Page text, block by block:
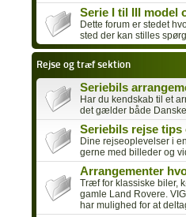
Serie I til III model
Dette forum er stedet
sted der kan stilles
Rejse og træf sektion
Seriebils
Har du kendskab til et
det gælder både
Seriebils rejse tips
Dine rejseoplevelser i
gerne med billeder og
Arrangementer
Træf for klassiske biler,
gamle Land Rovere.
har mulighed for at